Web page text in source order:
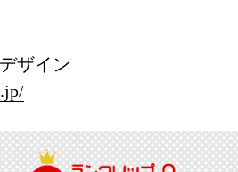
ザイン